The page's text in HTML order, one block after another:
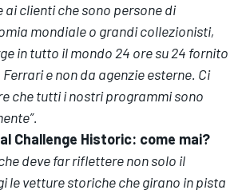
clienti che sono persone di
mondiale o grandi collezionisti,
in tutto il mondo 24 ore su 24 fornito
e non da agenzie esterne. Ci
che tutti i nostri programmi sono
Challenge Historic: come mai?
deve far riflettere non solo il
le vetture storiche che girano in pista